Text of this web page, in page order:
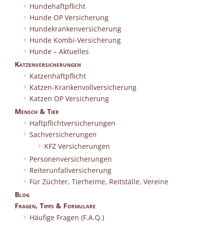
Hundehaftpflicht
Hunde OP Versicherung
Hundekrankenversicherung
Hunde Kombi-Versicherung
Hunde – Aktuelles
Katzenversicherungen
Katzenhaftpflicht
Katzen-Krankenvollversicherung
Katzen OP Versicherung
Mensch & Tier
Haftpflichtversicherungen
Sachversicherungen
KFZ Versicherungen
Personenversicherungen
Reiterunfallversicherung
Für Züchter, Tierheime, Reitställe, Vereine
Blog
Fragen, Tipps & Formulare
Häufige Fragen (F.A.Q.)